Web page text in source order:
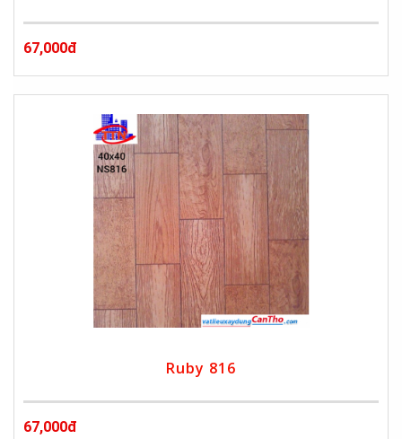
67,000đ
Ruby 816
67,000đ